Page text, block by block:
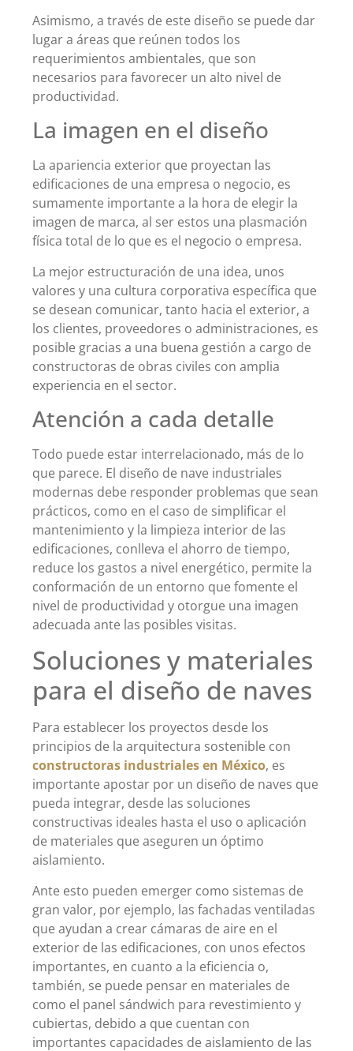
Asimismo, a través de este diseño se puede dar
lugar a áreas que reúnen todos los
requerimientos ambientales, que son
necesarios para favorecer un alto nivel de
productividad.
La imagen en el diseño
La apariencia exterior que proyectan las
edificaciones de una empresa o negocio, es
sumamente importante a la hora de elegir la
imagen de marca, al ser estos una plasmación
física total de lo que es el negocio o empresa.
La mejor estructuración de una idea, unos
valores y una cultura corporativa específica que
se desean comunicar, tanto hacia el exterior, a
los clientes, proveedores o administraciones, es
posible gracias a una buena gestión a cargo de
constructoras de obras civiles con amplia
experiencia en el sector.
Atención a cada detalle
Todo puede estar interrelacionado, más de lo
que parece. El diseño de nave industriales
modernas debe responder problemas que sean
prácticos, como en el caso de simplificar el
mantenimiento y la limpieza interior de las
edificaciones, conlleva el ahorro de tiempo,
reduce los gastos a nivel energético, permite la
conformación de un entorno que fomente el
nivel de productividad y otorgue una imagen
adecuada ante las posibles visitas.
Soluciones y materiales
para el diseño de naves
Para establecer los proyectos desde los
principios de la arquitectura sostenible con
constructoras industriales en México, es
importante apostar por un diseño de naves que
pueda integrar, desde las soluciones
constructivas ideales hasta el uso o aplicación
de materiales que aseguren un óptimo
aislamiento.
Ante esto pueden emerger como sistemas de
gran valor, por ejemplo, las fachadas ventiladas
que ayudan a crear cámaras de aire en el
exterior de las edificaciones, con unos efectos
importantes, en cuanto a la eficiencia o,
también, se puede pensar en materiales de
como el panel sándwich para revestimiento y
cubiertas, debido a que cuentan con
importantes capacidades de aislamiento de las